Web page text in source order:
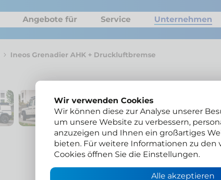
Angebote für Service Unternehmen
Ineos Grenadier AHK + Druckluftbremse
Wir verwenden Cookies
Wir können diese zur Analyse unserer
um unsere Website zu verbessern,
anzuzeigen und Ihnen ein großartiges
bieten. Für weitere Informationen zu den
Cookies öffnen Sie die Einstellungen.
Alle akzeptieren